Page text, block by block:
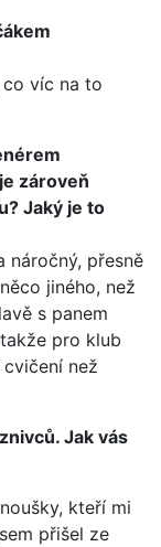
víc na to
zároveň
Jaký je to
náročný, přesně
jiného, než
s panem
pro klub
než
Jak vás
kteří mi
přišel ze